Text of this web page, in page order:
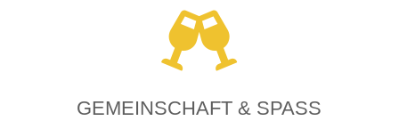

GEMEINSCHAFT & SPASS